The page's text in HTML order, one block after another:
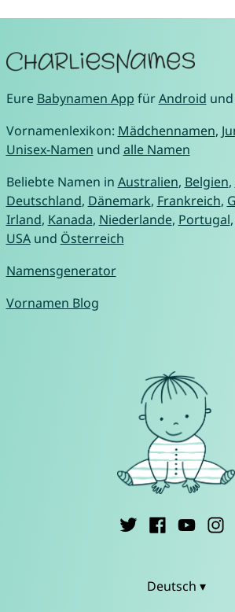
Eure Babynamen App fürAndroid und
Vornamenlexikon: Mädchennamen,
Unisex-Namen und alle Namen
Beliebte Namen in Australien, Belgien,
Deutschland, Dänemark, Frankreich,
Irland, Kanada, Niederlande, Portugal,
USAund Österreich
Namensgenerator
Vornamen Blog
Deutsch ▾